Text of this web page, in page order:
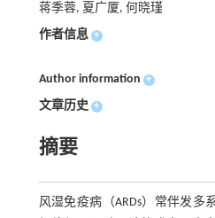
蒋季蓉, 夏广厦, 何晓瑾
作者信息 +
Author information +
文章历史 +
摘要
风湿免疫病（ARDs）常伴发多